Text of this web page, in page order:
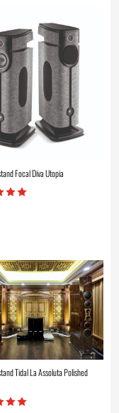
Focal Diva Utopia
Tidal La Assoluta Polished